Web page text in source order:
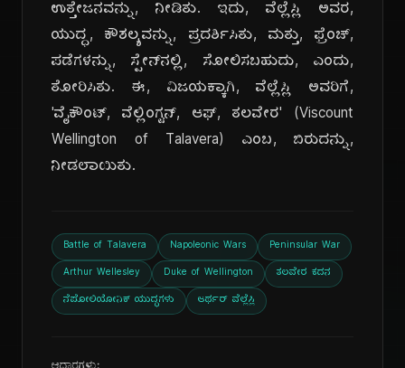
ಉತ್ತೇಜನವನ್ನು, ನೀಡಿತು. ಇದು, ವೆಲ್ಲೆಸ್ಲಿ ಅವರ,
ಯುದ್ಧ, ಕೌಶಲ್ಯವನ್ನು, ಪ್ರದರ್ಶಿಸಿತು, ಮತ್ತು, ಫ್ರೆಂಚ್,
ಪಡೆಗಳನ್ನು, ಸ್ಪೇನ್‌ನಲ್ಲಿ, ಸೋಲಿಸಬಹುದು, ಎಂದು,
ತೋರಿಸಿತು. ಈ, ವಿಜಯಕ್ಕಾಗಿ, ವೆಲ್ಲೆಸ್ಲಿ ಅವರಿಗೆ,
'ವೈಕೌಂಟ್, ವೆಲ್ಲಿಂಗ್ಟನ್, ಆಫ್, ತಲವೇರ' (Viscount
Wellington of Talavera) ಎಂಬ, ಬಿರುದನ್ನು,
ನೀಡಲಾಯಿತು.
Battle of Talavera Napoleonic Wars Peninsular War
Arthur Wellesley Duke of Wellington ತಲವೇರ ಕದನ
ನೆಪೋಲಿಯೋನಿಕ್ ಯುದ್ಧಗಳು ಆರ್ಥರ್ ವೆಲ್ಲೆಸ್ಲಿ